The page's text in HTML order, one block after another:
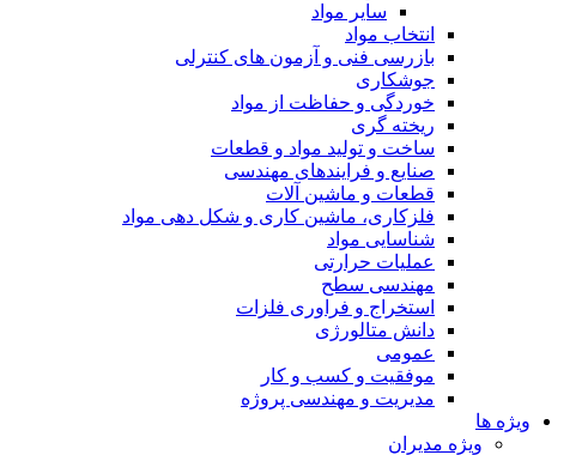
سایر مواد
انتخاب مواد
بازرسی فنی و آزمون های کنترلی
جوشکاری
خوردگی و حفاظت از مواد
ریخته گری
ساخت و تولید مواد و قطعات
صنایع و فرایندهای مهندسی
قطعات و ماشین آلات
فلزکاری، ماشین کاری و شکل دهی مواد
شناسایی مواد
عملیات حرارتی
مهندسی سطح
استخراج و فراوری فلزات
دانش متالورژی
عمومی
موفقیت و کسب و کار
مدیریت و مهندسی پروژه
ویژه ها
ویژه مدیران